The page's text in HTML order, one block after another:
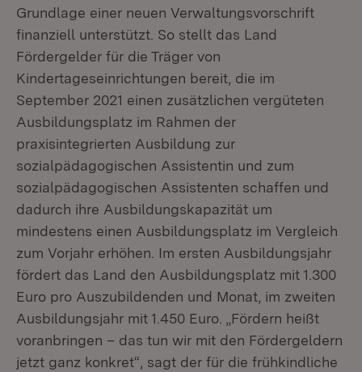
Grundlage einer neuen Verwaltungsvorschrift
finanziell unterstützt. So stellt das Land
Fördergelder für die Träger von
Kindertageseinrichtungen bereit, die im
September 2021 einen zusätzlichen vergüteten
Ausbildungsplatz im Rahmen der
praxisintegrierten Ausbildung zur
sozialpädagogischen Assistentin und zum
sozialpädagogischen Assistenten schaffen und
dadurch ihre Ausbildungskapazität um
mindestens einen Ausbildungsplatz im Vergleich
zum Vorjahr erhöhen. Im ersten Ausbildungsjahr
fördert das Land den Ausbildungsplatz mit 1.300
Euro pro Auszubildenden und Monat, im zweiten
Ausbildungsjahr mit 1.450 Euro. „Fördern heißt
voranbringen – das tun wir mit den Fördergeldern
jetzt ganz konkret“, sagt der für die frühkindliche